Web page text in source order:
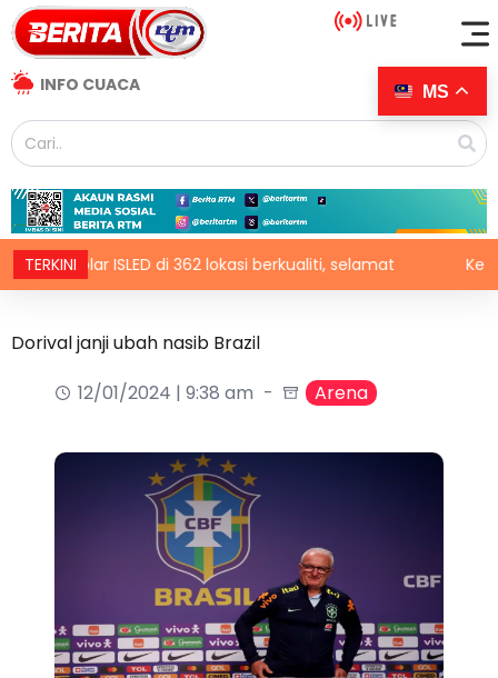
INFO CUACA
TERKINIISLED di 362 lokasi berkualiti, selamat Kerajaan
Dorival janji ubah nasib Brazil
12/01/2024 | 9:38 am
Arena
MS